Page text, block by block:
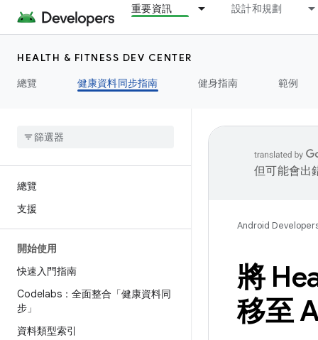
重要資訊 設計和規劃
HEALTH & FITNESS DEV CENTER
總覽
健康資料同步指南 健身指南 範例
總覽
支援
開始使用
快速入門指南
Codelabs：全面整合「健康資料同
步」
資料類型索引
但可能會出
Android
將
移至